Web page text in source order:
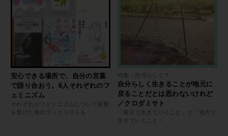
安心できる場所で、自分の言葉
で語り合おう。6人それぞれのフ
ェミニズム
それぞれがフェミニズムについて影響
を受けた本のブックリストも
特集：自分らしく？
自分らしく生きることが地元に
戻ることだとは思わないけれど
／クロダミサト
「東京で生きていくこと」と「地方で
生きていくこと」